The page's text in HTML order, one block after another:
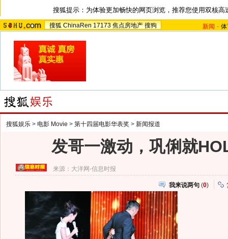
搜狐提示：为体验更加畅快的网页浏览，推荐您使用双核高
搜狐 ChinaRen 17173 焦点房地产 搜狗 新闻 -
搜狐娱乐 > 电影 Movie > 第十四届电影华表奖 > 新闻报道
发哥一激动，巩俐就
来源： 大洋网-信息时报
我来说两句 (0)